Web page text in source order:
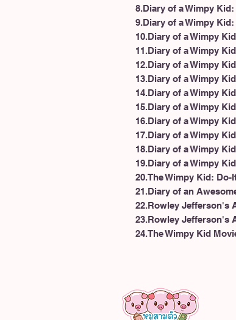
8.Diary of a Wimpy
9.Diary of a Wimpy
10.Diary of a Wimpy
11.Diary of a Wimpy
12.Diary of a Wimpy
13.Diary of a Wimpy
14.Diary of a Wimpy
15.Diary of a Wimpy
16.Diary of a Wimpy
17.Diary of a Wimpy
18.Diary of a Wimpy
19.Diary of a Wimpy
20.The Wimpy Kid:
21.Diary of an
22.Rowley Jefferson's
23.Rowley Jefferson's
24.The Wimpy Kid